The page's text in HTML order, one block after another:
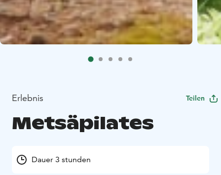
Erlebnis Teilen
Metsäpilates
Dauer 3 stunden